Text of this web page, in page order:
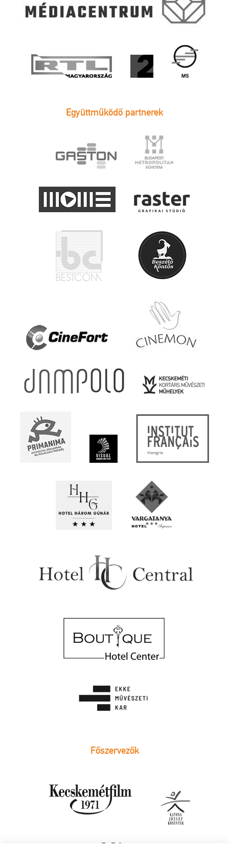
Együttműködő partnerek
Főszervezők